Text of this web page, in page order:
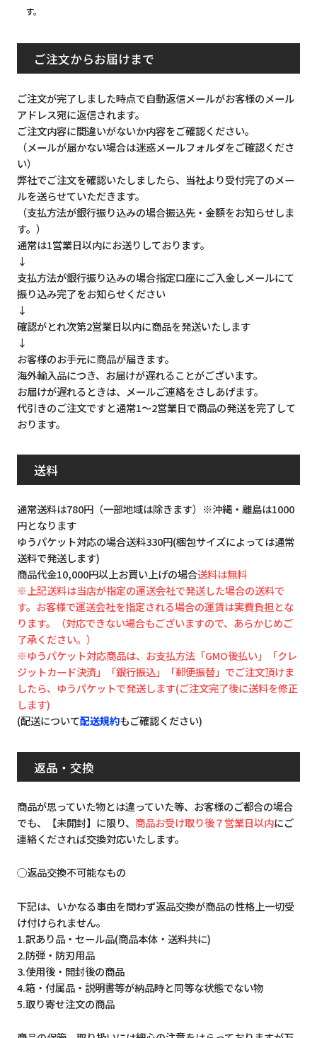
す。
ご注文からお届けまで
ご注文が完了しました時点で自動返信メールがお客様のメール
アドレス宛に返信されます。
ご注文内容に間違いがないか内容をご確認ください。
（メールが届かない場合は迷惑メールフォルダをご確認くださ
い）
弊社でご注文を確認いたしましたら、当社より受付完了のメー
ルを送らせていただきます。
（支払方法が銀行振り込みの場合振込先・金額をお知らせしま
す。）
通常は1営業日以内にお送りしております。
↓
支払方法が銀行振り込みの場合指定口座にご入金しメールにて
振り込み完了をお知らせください
↓
確認がとれ次第2営業日以内に商品を発送いたします
↓
お客様のお手元に商品が届きます。
海外輸入品につき、お届けが遅れることがございます。
お届けが遅れるときは、メールご連絡をさしあげます。
代引きのご注文ですと通常1～2営業日で商品の発送を完了して
おります。
送料
通常送料は780円（一部地域は除きます）※沖縄・離島は1000
円となります
ゆうパケット対応の場合送料330円(梱包サイズによっては通常
送料で発送します)
商品代金10,000円以上お買い上げの場合送料は無料
※上記送料は当店が指定の運送会社で発送した場合の送料で
す。お客様で運送会社を指定される場合の運賃は実費負担とな
ります。（対応できない場合もございますので、あらかじめご
了承ください。）
※ゆうパケット対応商品は、お支払方法「GMO後払い」「クレ
ジットカード決済」「銀行振込」「郵便振替」でご注文頂けま
したら、ゆうパケットで発送します(ご注文完了後に送料を修正
します)
(配送について配送規約もご確認ください)
返品・交換
商品が思っていた物とは違っていた等、お客様のご都合の場合
でも、【未開封】に限り、 商品お受け取り後７営業日以内にご
連絡くだされば交換対応いたします。
◯返品交換不可能なもの
下記は、いかなる事由を問わず返品交換が商品の性格上一切受
け付けられません。
1.訳あり品・セール品(商品本体・送料共に)
2.防弾・防刃用品
3.使用後・開封後の商品
4.箱・付属品・説明書等が納品時と同等な状態でない物
5.取り寄せ注文の商品